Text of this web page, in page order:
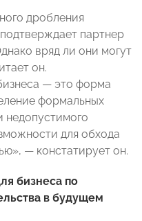
дробления
партнер
вряд ли они могут
он.
— это форма
формальных
недопустимого
для обхода
— констатирует он.
бизнеса по
в будущем